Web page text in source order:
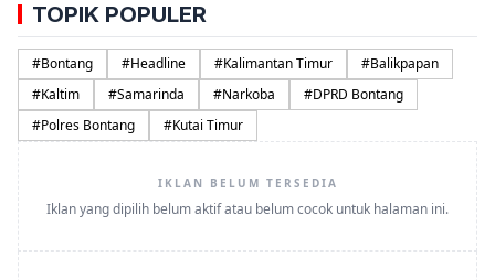
TOPIK POPULER
#Bontang #Headline #Kalimantan Timur #Balikpapan
#Kaltim #Samarinda #Narkoba #DPRD Bontang
#Polres Bontang #Kutai Timur
IKLAN BELUM TERSEDIA
Iklan yang dipilih belum aktif atau belum cocok untuk halaman ini.